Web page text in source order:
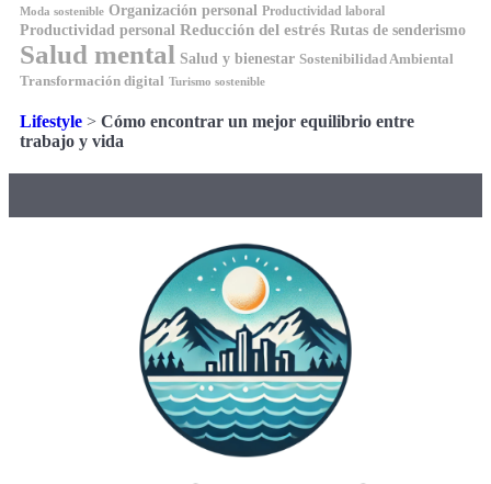
Moda sostenible Organización personal Productividad laboral
Productividad personal Reducción del estrés Rutas de senderismo
Salud mental Salud y bienestar Sostenibilidad Ambiental
Transformación digital
Turismo sostenible
Lifestyle > Cómo encontrar un mejor equilibrio entre
trabajo y vida